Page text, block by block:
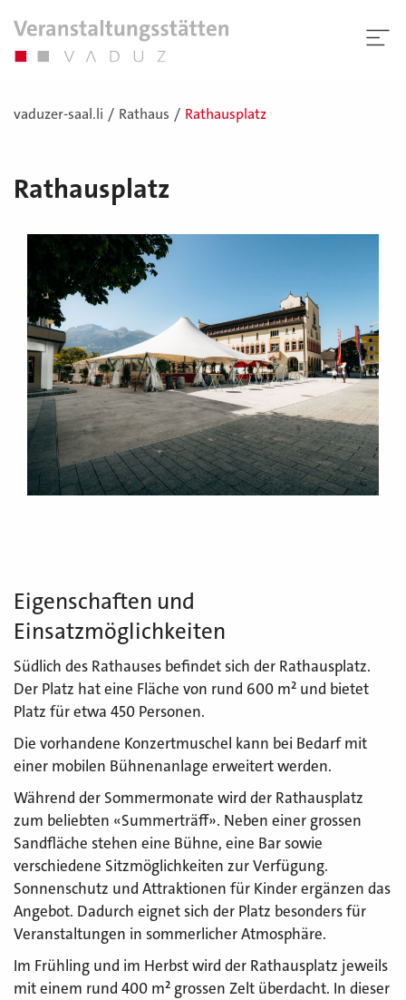
vaduzer-saal.li Rathaus Rathausplatz
Rathausplatz
Eigenschaften und
Einsatzmöglichkeiten
Südlich des Rathauses befindet sich der Rathausplatz.
Der Platz hat eine Fläche von rund 600 m² und bietet
Platz für etwa 450 Personen.
Die vorhandene Konzertmuschel kann bei Bedarf mit
einer mobilen Bühnenanlage erweitert werden.
Während der Sommermonate wird der Rathausplatz
zum beliebten «Summerträff». Neben einer grossen
Sandfläche stehen eine Bühne, eine Bar sowie
verschiedene Sitzmöglichkeiten zur Verfügung.
Sonnenschutz und Attraktionen für Kinder ergänzen das
Angebot. Dadurch eignet sich der Platz besonders für
Veranstaltungen in sommerlicher Atmosphäre.
Im Frühling und im Herbst wird der Rathausplatz jeweils
mit einem rund 400 m² grossen Zelt überdacht. In dieser